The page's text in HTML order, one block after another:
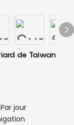
de Taiwan
jour